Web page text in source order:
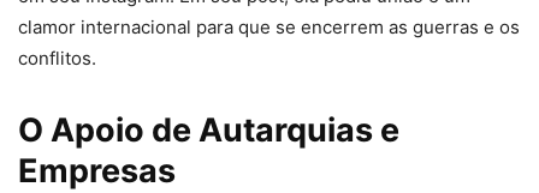
clamor internacional para que se encerrem as guerras e os
conflitos.
O Apoio de Autarquias e
Empresas